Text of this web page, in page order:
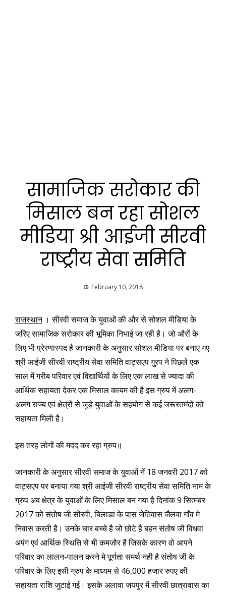
सामाजिक सरोकार की
मिसाल बन रहा सोशल
मीडिया श्री आईजी सीरवी
राष्ट्रीय सेवा समिति
February 10, 2018
राजस्थान । सीरवी समाज के युवाओं की और से सोशल मीडिया के
जरिए सामाजिक सरोकार की भूमिका निभाई जा रही है। जो औरों के
लिए भी प्रेरणास्पद है जानकारी के अनुसार सोशल मीडिया पर बनाए गए
श्री आईजी सीरवी राष्ट्रीय सेवा समिति वाट्सएप गु्रप ने पिछले एक
साल में गरीब परिवार एवं विद्यार्थियों के लिए एक लाख से ज्यादा की
आर्थिक सहायता देकर एक मिसाल कायम की है इस ग्रुप में अलग-
अलग राज्य एवं क्षेत्रों से जुड़े युवाओं के सहयोग से कई जरूरतमंदों को
सहायता मिली है।
इस तरह लोगों की मदद कर रहा ग्रुप॥
जानकारी के अनुसार सीरवी समाज के युवाओं नें 18 जनवरी 2017 को
वाट्सएप पर बनाया गया श्री आईजी सीरवी राष्ट्रीय सेवा समिति नाम के
ग्रुप अब क्षेत्र के युवाओं के लिए मिसाल बन गया है दिनांक 9 सित्मबर
2017 को संतोष जी सीरवी, बिलाडा के पास जेतिवास जैलवा गाँव मे
निवास करती है। उनके चार बच्चे है जो छोटे है बहन संतोष जी विधवा
अपंग एवं आर्थिक स्थिति से भी कमजोर है जिसके कारण वो आपने
परिवार का लालन-पालन करने मे पूर्णता समर्थ नही है संतोष जी के
परिवार के लिए इसी ग्रुप के माध्यम से 46,000 हजार रुपए की
सहायता राशि जुटाई गई। इसके अलावा जयपुर में सीरवी छात्रावास का